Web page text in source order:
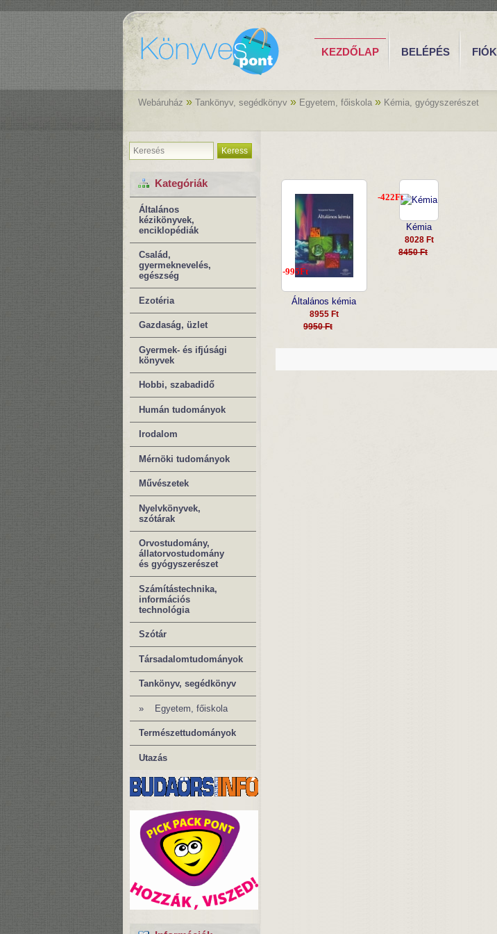
KEZDŐLAP BELÉPÉS FIÓK
Webáruház » Tankönyv, segédkönyv » Egyetem, főiskola » Kémia, gyógyszerészet
Keress
Kategóriák
Általános
kézikönyvek,
enciklopédiák
Család,
gyermeknevelés,
egészség
Ezotéria
Gazdaság, üzlet
Gyermek- és ifjúsági
könyvek
Hobbi, szabadidő
Humán tudományok
Irodalom
Mérnöki tudományok
Művészetek
Nyelvkönyvek,
szótárak
Orvostudomány,
állatorvostudomány
és gyógyszerészet
Számítástechnika,
információs
technológia
Szótár
Társadalomtudományok
Tankönyv, segédkönyv
» Egyetem, főiskola
Természettudományok
Utazás
-995Ft
Általános kémia
8955 Ft
9950 Ft
-422Ft
Kémia
8028 Ft
8450 Ft